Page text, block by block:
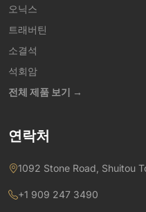
오닉스
트래버틴
소결석
석회암
전체 제품 보기 →
연락처
1092 Stone Road, Shuitou
+1 909 247 3490